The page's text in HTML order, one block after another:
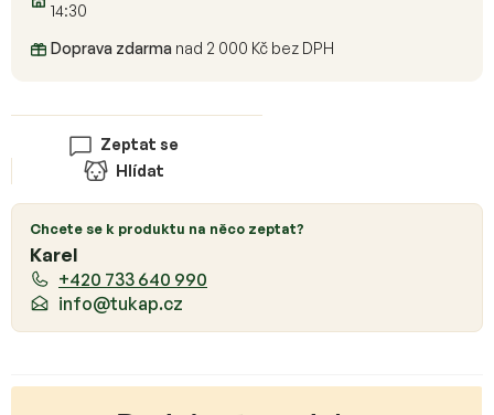
Zeptat se
Hlídat
14:30
Doprava zdarma nad 2 000 Kč bez DPH
Chcete se k produktu na něco zeptat?
Karel
+420 733 640 990
info@tukap.cz